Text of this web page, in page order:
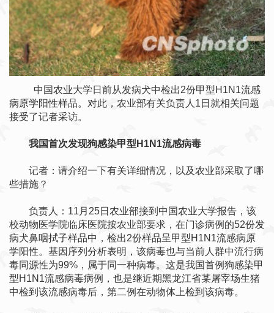
中国农业大学日前从发病犬中检出2份甲型H1N1流感
病原学阳性样品。对此，农业部有关负责人1日就相关问题
接受了记者采访。
我国首次发现狗感染甲型H1N1流感病毒
记者：请介绍一下有关详细情况，以及农业部采取了哪
些措施？
负责人：11月25日农业部接到中国农业大学报告，该
校动物医学院临床医院按农业部要求，在门诊病例的52份发
病犬鼻咽拭子样品中，检出2份样品呈甲型H1N1流感病原
学阳性。基因序列分析表明，该病毒也与当前人群中流行病
毒同源性为99%，属于同一种病毒。这是我国首例狗感染甲
型H1N1流感病毒病例，也是继近期黑龙江省某屠宰场生猪
中检到该流感病毒后，第二例在动物体上检到该病毒。